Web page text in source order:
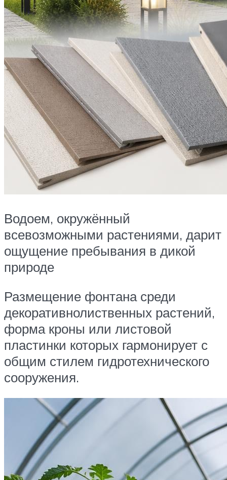
Водоем, окружённый
всевозможными растениями, дарит
ощущение пребывания в дикой
природе
Размещение фонтана среди
декоративнолиственных растений,
форма кроны или листовой
пластинки которых гармонирует с
общим стилем гидротехнического
сооружения.